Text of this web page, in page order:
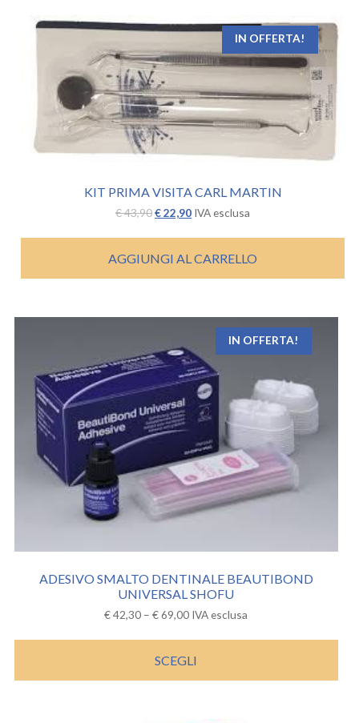
IN OFFERTA!
KIT PRIMA VISITA CARL MARTIN
€43,90Il
originale
era:
€ 43,90.
€22,90Il
attuale
è:
€ 22,90.
IVA esclusa
AGGIUNGI AL CARRELLO
IN OFFERTA!
ADESIVO SMALTO DENTINALE BEAUTIBOND
UNIVERSAL SHOFU
€42,30 –€69,00 IVA esclusa
SCEGLI